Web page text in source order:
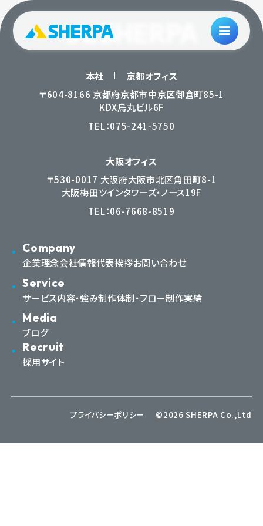
本社
京都オフィス
〒604-8166 京都府京都市中京区御倉町85-1
KDX烏丸ビル6F
TEL：075-241-5750
大阪オフィス
〒530-0017 大阪府大阪市北区角田町8-1
大阪梅田ツインタワーズ・ノース19F
TEL：06-7668-8519
Company
企業理念会社情報代表挨拶お問い合わせ
Service
サービス内容・強み制作体制・フロー制作実績
Media
ブログ
Recruit
採用サイト
プライバシーポリシー ©2026 SHERPA Co.,Ltd